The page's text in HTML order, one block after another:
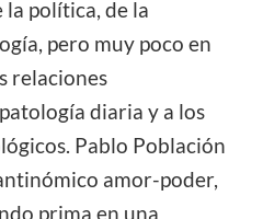
política, de la
pero muy poco en
relaciones
diaria y a los
Pablo Población
amor-poder,
prima en una